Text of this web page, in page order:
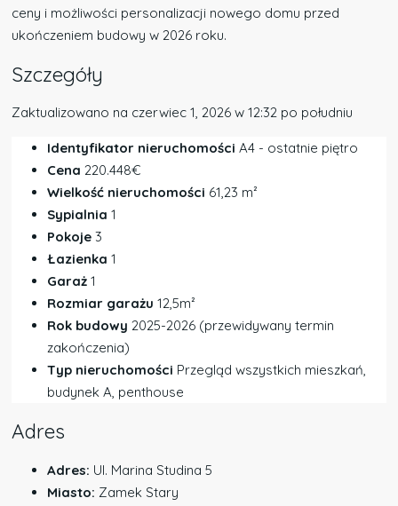
ceny i możliwości personalizacji nowego domu przed
ukończeniem budowy w 2026 roku.
Szczegóły
Zaktualizowano na czerwiec 1, 2026 w 12:32 po południu
Identyfikator nieruchomości A4 - ostatnie piętro
Cena 220.448€
Wielkość nieruchomości 61,23 m²
Sypialnia 1
Pokoje 3
Łazienka 1
Garaż 1
Rozmiar garażu 12,5m²
Rok budowy 2025-2026 (przewidywany termin
zakończenia)
Typ nieruchomości Przegląd wszystkich mieszkań,
budynek A, penthouse
Adres
Adres: Ul. Marina Studina 5
Miasto: Zamek Stary